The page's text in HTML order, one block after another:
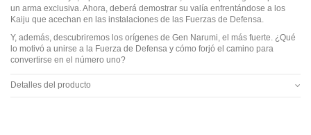
un arma exclusiva. Ahora, deberá demostrar su valía enfrentándose a los
Kaiju que acechan en las instalaciones de las Fuerzas de Defensa.
Y, además, descubriremos los orígenes de Gen Narumi, el más fuerte. ¿Qué
lo motivó a unirse a la Fuerza de Defensa y cómo forjó el camino para
convertirse en el número uno?
Detalles del producto